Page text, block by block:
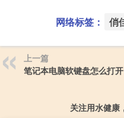
网络标签： 俏
上一篇
笔记本电脑软键盘怎么打
关注用水健康